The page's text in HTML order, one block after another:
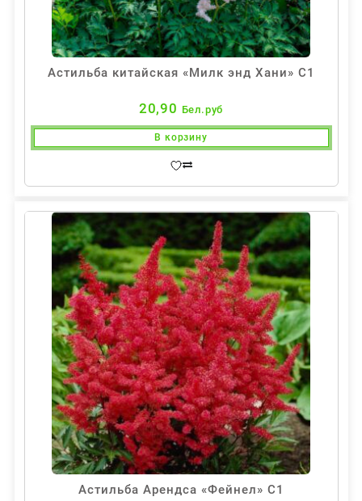
Астильба китайская «Милк энд Хани» С1
20,90 Бел.руб
В корзину
Астильба Арендса «Фейнел» С1